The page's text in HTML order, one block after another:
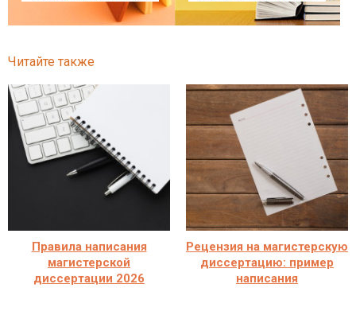
Читайте также
Правила написания
магистерской
диссертации 2026
Рецензия на магистерскую
диссертацию: пример
написания